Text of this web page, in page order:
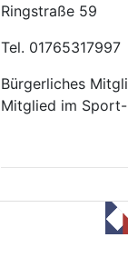
Ringstraße 59
Tel. 01765317997
Bürgerliches
Mitglied im Sport-